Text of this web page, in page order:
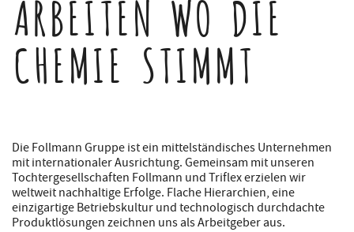
ARBEITEN WO DIE
CHEMIE STIMMT
Die Follmann Gruppe ist ein mittelständisches Unternehmen
mit internationaler Ausrichtung. Gemeinsam mit unseren
Tochtergesellschaften Follmann und Triflex erzielen wir
weltweit nachhaltige Erfolge. Flache Hierarchien, eine
einzigartige Betriebskultur und technologisch durchdachte
Produktlösungen zeichnen uns als Arbeitgeber aus.